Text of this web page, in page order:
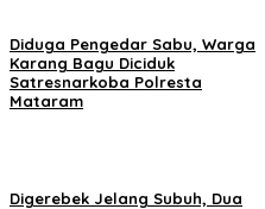
Diduga Pengedar Sabu, Warga
Karang Bagu Diciduk
Satresnarkoba Polresta
Mataram
Digerebek Jelang Subuh, Dua